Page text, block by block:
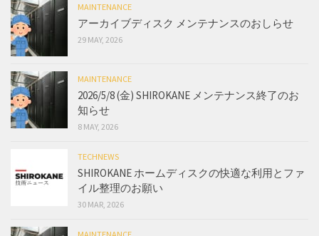
MAINTENANCE
アーカイブディスク メンテナンスのおしらせ
29 MAY, 2026
MAINTENANCE
2026/5/8 (金) SHIROKANE メンテナンス終了のお
知らせ
8 MAY, 2026
TECHNEWS
SHIROKANE ホームディスクの快適な利用とファ
イル整理のお願い
30 MAR, 2026